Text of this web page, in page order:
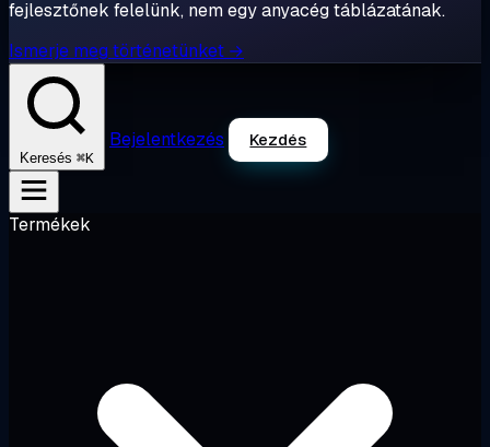
fejlesztőnek felelünk, nem egy anyacég táblázatának.
Ismerje meg történetünket →
Keresés ⌘K
Bejelentkezés Kezdés
Termékek